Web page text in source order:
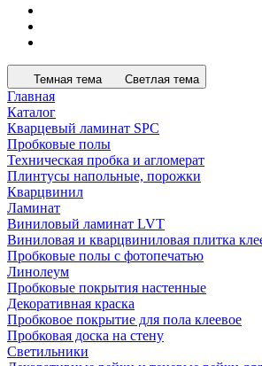
Темная тема Светлая тема
Главная
Каталог
Кварцевый ламинат SPC
Пробковые полы
Техническая пробка и агломерат
Плинтусы напольные, порожки
Кварцвинил
Ламинат
Виниловый ламинат LVT
Виниловая и кварцвиниловая плитка
Пробковые полы с фотопечатью
Линолеум
Пробковые покрытия настенные
Декоративная краска
Пробковое покрытие для пола клеевое
Пробковая доска на стену
Светильники